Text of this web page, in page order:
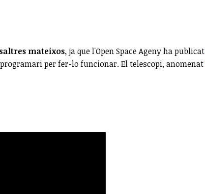
mateixos, ja que l'Open Space Ageny ha publicat
per fer-lo funcionar. El telescopi, anomenat